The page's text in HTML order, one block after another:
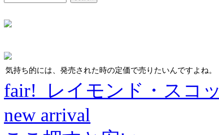
気持ち的には、発売された時の定価で売りたいんですよね。
fair! レイモンド・スコ
new arrival